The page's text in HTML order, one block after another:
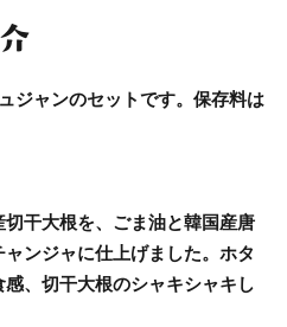
ジャンのセットです。保存料は
干大根を、ごま油と韓国産唐
ンジャに仕上げました。ホタ
、切干大根のシャキシャキし